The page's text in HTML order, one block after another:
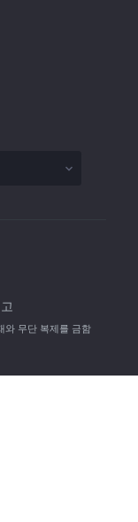
무단 복제를 금함